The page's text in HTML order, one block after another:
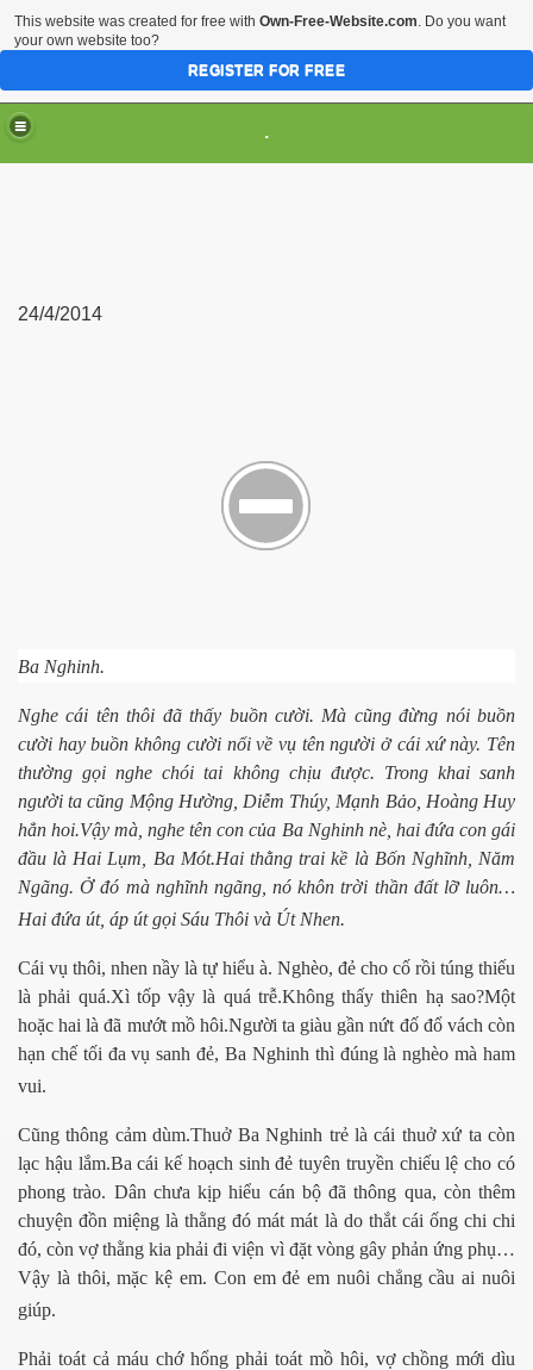
.
24/4/2014
Ba Nghinh.
Nghe cái tên thôi đã thấy buồn cười. Mà cũng đừng nói buồn
cười hay buồn không cười nổi về vụ tên người ở cái xứ này. Tên
thường gọi nghe chói tai không chịu được. Trong khai sanh
người ta cũng Mộng Hường, Diễm Thúy, Mạnh Bảo, Hoàng Huy
hẳn hoi.Vậy mà, nghe tên con của Ba Nghinh nè, hai đứa con gái
đầu là Hai Lụm, Ba Mót.Hai thằng trai kề là Bốn Nghĩnh, Năm
Ngãng. Ở đó mà nghĩnh ngãng, nó khôn trời thần đất lỡ luôn…
Hai đứa út, áp út gọi Sáu Thôi và Út Nhen.
Cái vụ thôi, nhen nầy là tự hiểu à. Nghèo, đẻ cho cố rồi túng thiếu
là phải quá.Xì tốp vậy là quá trễ.Không thấy thiên hạ sao?Một
hoặc hai là đã mướt mồ hôi.Người ta giàu gần nứt đố đổ vách còn
hạn chế tối đa vụ sanh đẻ, Ba Nghinh thì đúng là nghèo mà ham
vui.
Cũng thông cảm dùm.Thuở Ba Nghinh trẻ là cái thuở xứ ta còn
lạc hậu lắm.Ba cái kế hoạch sinh đẻ tuyên truyền chiếu lệ cho có
phong trào. Dân chưa kịp hiểu cán bộ đã thông qua, còn thêm
chuyện đồn miệng là thằng đó mát mát là do thắt cái ống chi chi
đó, còn vợ thằng kia phải đi viện vì đặt vòng gây phản ứng phụ…
Vậy là thôi, mặc kệ em. Con em đẻ em nuôi chẳng cầu ai nuôi
giúp.
Phải toát cả máu chớ hổng phải toát mồ hôi, vợ chồng mới dìu
5
This website was created for free with Own-Free-Website.com. Do you want
your own website too?
REGISTER FOR FREE